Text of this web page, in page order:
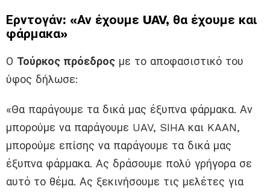
Ερντογάν: «Αν έχουμε UAV, θα έχουμε και
φάρμακα»
Ο Τούρκος πρόεδρος με το αποφασιστικό του
ύφος δήλωσε:
«Θα παράγουμε τα δικά μας έξυπνα φάρμακα. Αν
μπορούμε να παράγουμε UAV, SIHA και KAAN,
μπορούμε επίσης να παράγουμε τα δικά μας
έξυπνα φάρμακα. Ας δράσουμε πολύ γρήγορα σε
αυτό το θέμα. Ας ξεκινήσουμε τις μελέτες για